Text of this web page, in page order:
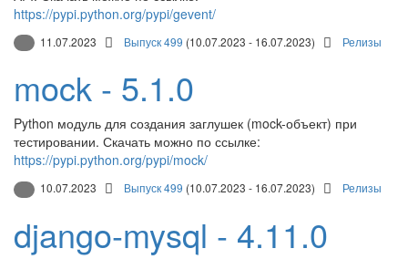
https://pypi.python.org/pypi/gevent/
11.07.2023 Выпуск 499 (10.07.2023 - 16.07.2023) Релизы
mock - 5.1.0
Python модуль для создания заглушек (mock-объект) при
тестировании. Скачать можно по ссылке:
https://pypi.python.org/pypi/mock/
10.07.2023 Выпуск 499 (10.07.2023 - 16.07.2023) Релизы
django-mysql - 4.11.0